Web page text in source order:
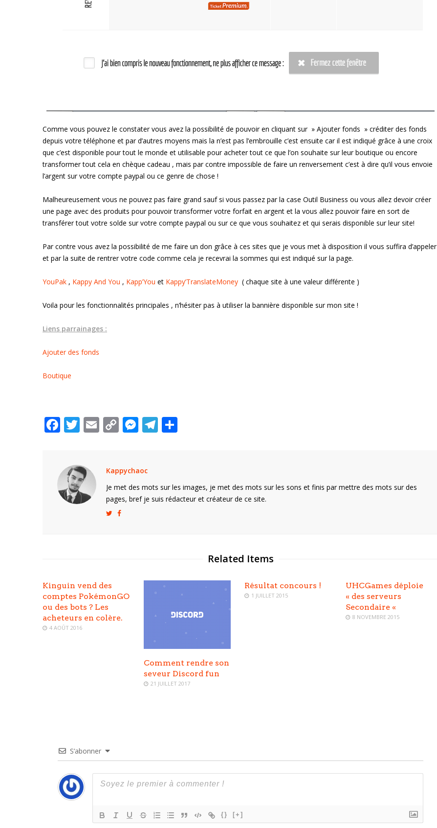
Comme vous pouvez le constater vous avez la possibilité de pouvoir en cliquant sur » Ajouter fonds » créditer des fonds
depuis votre téléphone et par d’autres moyens mais la n’est pas l’embrouille c’est ensuite car il est indiqué grâce à une croix
que c’est disponible pour tout le monde et utilisable pour acheter tout ce que l’on souhaite sur leur boutique ou encore
transformer tout cela en chèque cadeau , mais par contre impossible de faire un renversement c’est à dire qu’il vous envoie
l’argent sur votre compte paypal ou ce genre de chose !
Malheureusement vous ne pouvez pas faire grand sauf si vous passez par la case Outil Business ou vous allez devoir créer
une page avec des produits pour pouvoir transformer votre forfait en argent et la vous allez pouvoir faire en sort de
transférer tout votre solde sur votre compte paypal ou sur ce que vous souhaitez et qui serais disponible sur leur site!
Par contre vous avez la possibilité de me faire un don grâce à ces sites que je vous met à disposition il vous suffira d’appeler
et par la suite de rentrer votre code comme cela je recevrai la sommes qui est indiqué sur la page.
YouPak , Kappy And You , Kapp’You et Kappy’TranslateMoney ( chaque site à une valeur différente )
Voila pour les fonctionnalités principales , n’hésiter pas à utiliser la bannière disponible sur mon site !
Liens parrainages :
Ajouter des fonds
Boutique
F
b
o
o
T
er
E C
y
Li
n
k
M
e
n
g
T
a
m
er
Kappychaoc
Je met des mots sur les images, je met des mots sur les sons et finis par mettre des mots sur des
pages, bref je suis rédacteur et créateur de ce site.
Related Items
Kinguin vend des
comptes PokémonGO
ou des bots ? Les
acheteurs en colère.
4 AOÛT 2016
Comment rendre son
seveur Discord fun
21 JUILLET 2017
Résultat concours !
1 JUILLET 2015
UHCGames déploie
« des serveurs
Secondaire «
8 NOVEMBRE 2015
S’abonner
{} [+]